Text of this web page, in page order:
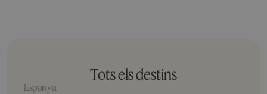
Tots els destins
Espanya